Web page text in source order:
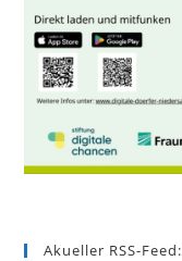
Akueller RSS-Feed: